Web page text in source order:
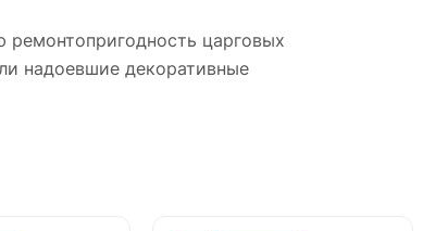
ремонтопригодность царговых
надоевшие декоративные